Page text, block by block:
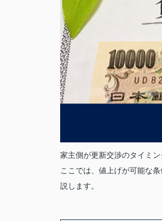
家主側が更新交渉のタイミ
ここでは、値上げが可能な
説します。